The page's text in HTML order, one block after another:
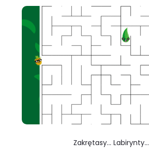
Zakrętasy… Labirynty…